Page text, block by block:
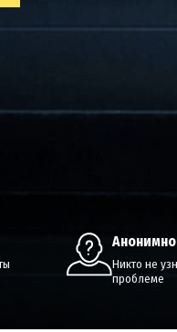
Никто не
проблеме